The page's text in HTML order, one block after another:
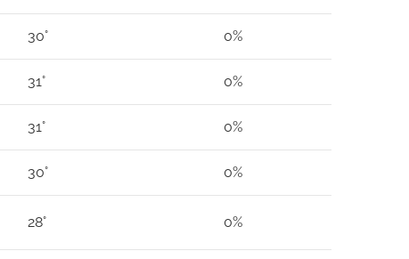
30° 0%
31° 0%
31° 0%
30° 0%
28° 0%